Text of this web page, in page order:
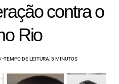
contra o
Rio
TEMPO DE LEITURA: 3 MINUTOS